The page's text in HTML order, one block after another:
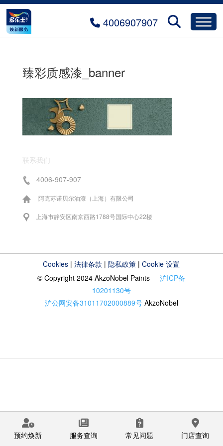
4006907907
臻彩质感漆_banner
联系我们
4006-907-907
阿克苏诺贝尔油漆（上海）有限公司
上海市静安区南京西路1788号国际中心22楼
Cookies |法律条款 |隐私政策 |Cookie 设置
© Copyright 2024 AkzoNobel Paints沪ICP备
10201130号
沪公网安备31011702000889号 AkzoNobel
预约焕新 服务查询 常见问题 门店查询